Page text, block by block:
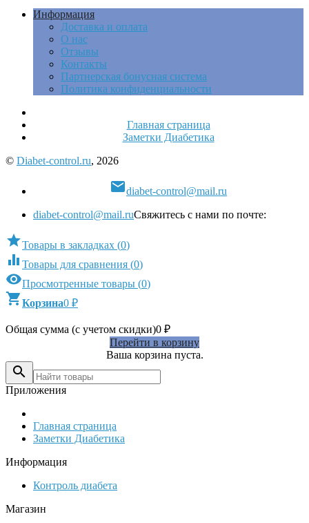
Информация
Доставка и оплата
О нас
Отзывы
Контакты
Партнерская бонусная система
Политика конфиденциальности
Главная страница
Заметки Диабетика
© Diabet-control.ru, 2026
diabet-control@mail.ru
diabet-control@mail.ruСвяжитесь с нами по почте:
Товары в закладках (0)
 Товары для сравнения (0)
Просмотренные товары (0)
Корзина0 ₽
Общая сумма (с учетом скидки)0 ₽
Перейти в корзину
Ваша корзина пуста.

Приложения
Главная страница
Заметки Диабетика
Информация
Контроль диабета
Магазин